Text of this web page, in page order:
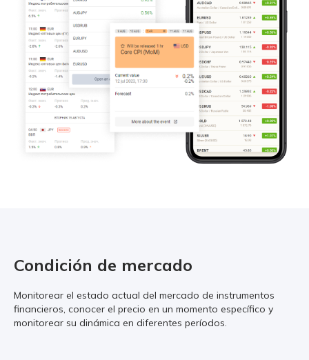
Condición de mercado
Monitorear el estado actual del mercado de instrumentos
financieros, conocer el precio en un momento específico y
monitorear su dinámica en diferentes períodos.